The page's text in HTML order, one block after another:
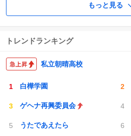
もっと見る
トレンドランキング
私立朝晴高校
白樺学園
ゲヘナ再興委員会
うたであえたら